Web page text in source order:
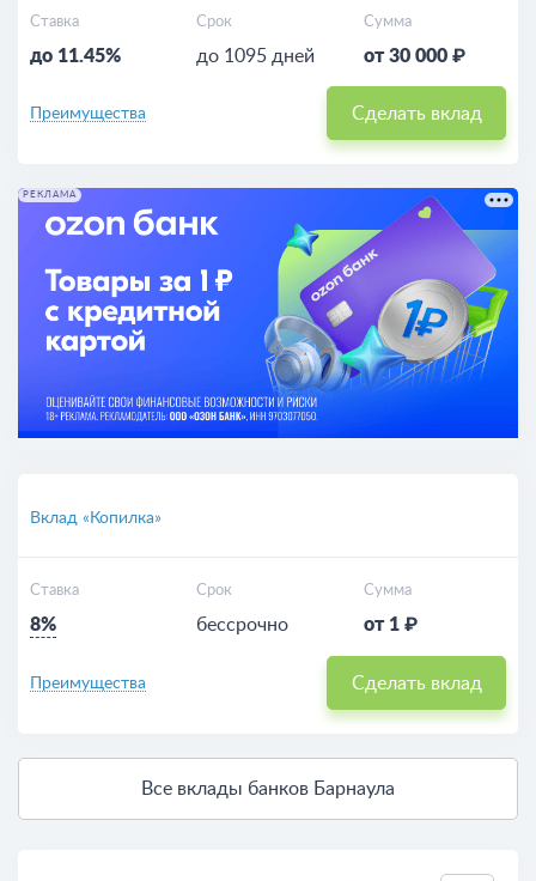
Ставка
до 11.45%
Срок
до 1095 дней
Сумма
от 30 000 ₽
Преимущества Сделать вклад
РЕКЛАМА
Вклад «Копилка»
Ставка
8%
Срок
бессрочно
Сумма
от 1 ₽
Преимущества Сделать вклад
Все вклады банков Барнаула